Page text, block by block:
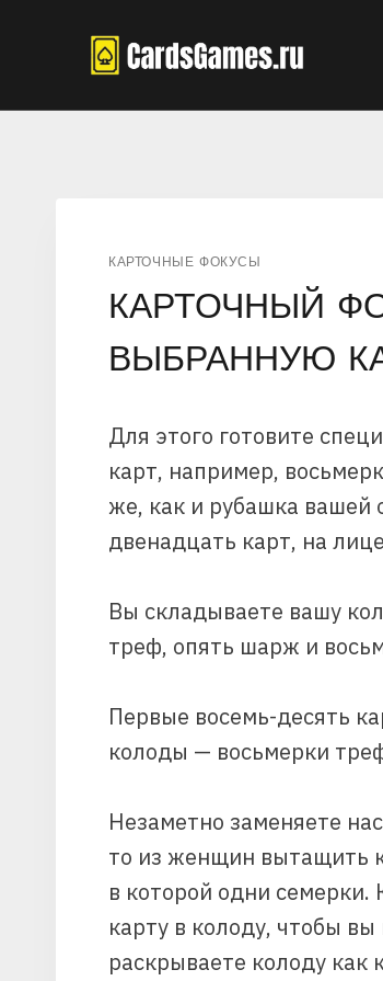
КАРТОЧНЫЕ ФОКУСЫ
КАРТОЧНЫЙ
ВЫБРАННУЮ
Для этого готовите
карт, например,
же, как и рубашка
двенадцать карт, на
Вы складываете вашу
треф, опять шарж и
Первые восемь-десять
колоды — восьмерки
Незаметно заменяете
то из женщин вытащить
в которой одни семерки.
карту в колоду, чтобы
раскрываете колоду как